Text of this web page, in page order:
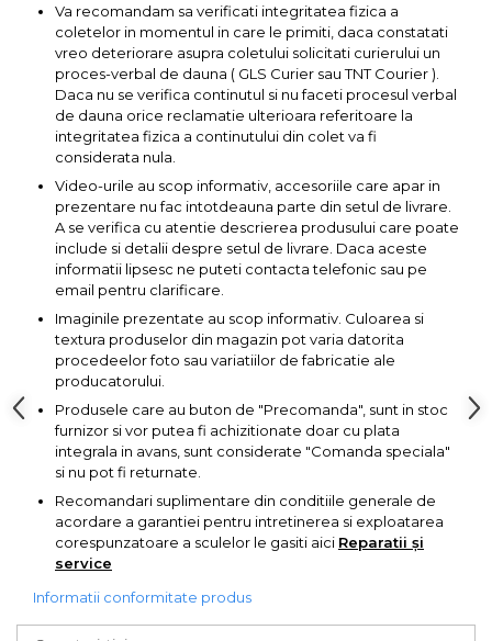
Set Pentru Demontat Piulite
& Suruburi
Extractor Rulmenti
Cabluri
Pompa transfer lichide
Pompa Aer
Cric Manual
Ulei Hidraulic
Troliu
Palan
Dinamometric
Carucior Scule
Stetoscop Auto
Tester Compresie Auto
Schimbare Lichid Frana
Va recomandam sa verificati integritatea fizica a
coletelor in momentul in care le primiti, daca constatati
vreo deteriorare asupra coletului solicitati curierului un
proces-verbal de dauna ( GLS Curier sau TNT Courier ).
Daca nu se verifica continutul si nu faceti procesul verbal
de dauna orice reclamatie ulterioara referitoare la
integritatea fizica a continutului din colet va fi
considerata nula.
Video-urile au scop informativ, accesoriile care apar in
prezentare nu fac intotdeauna parte din setul de livrare.
A se verifica cu atentie descrierea produsului care poate
include si detalii despre setul de livrare. Daca aceste
informatii lipsesc ne puteti contacta telefonic sau pe
email pentru clarificare.
Imaginile prezentate au scop informativ. Culoarea si
textura produselor din magazin pot varia datorita
procedeelor foto sau variatiilor de fabricatie ale
producatorului.
Produsele care au buton de "Precomanda", sunt in stoc
furnizor si vor putea fi achizitionate doar cu plata
integrala in avans, sunt considerate "Comanda speciala"
si nu pot fi returnate.
Recomandari suplimentare din conditiile generale de
acordare a garantiei pentru intretinerea si exploatarea
corespunzatoare a sculelor le gasiti aici Reparatii și
service
Informatii conformitate produs